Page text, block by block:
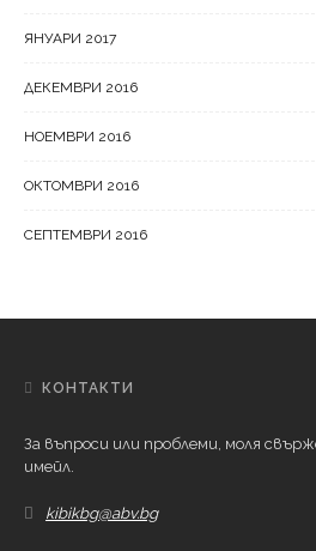
ЯНУАРИ 2017
ДЕКЕМВРИ 2016
НОЕМВРИ 2016
ОКТОМВРИ 2016
СЕПТЕМВРИ 2016
КОНТАКТИ
За въпроси или проблеми, моля
имейл.
kibikbg@abv.bg